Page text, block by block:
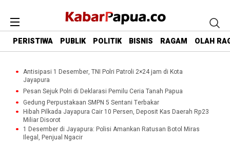
PERISTIWA PUBLIK POLITIK BISNIS RAGAM OLAH
Antisipasi 1 Desember, TNI Polri Patroli 2×24 jam di Kota
Jayapura
Pesan Sejuk Polri di Deklarasi Pemilu Ceria Tanah Papua
Gedung Perpustakaan SMPN 5 Sentani Terbakar
Hibah Pilkada Jayapura Cair 10 Persen, Deposit Kas Daerah Rp23
Miliar Disorot
1 Desember di Jayapura: Polisi Amankan Ratusan Botol Miras
Ilegal, Penjual Ngacir